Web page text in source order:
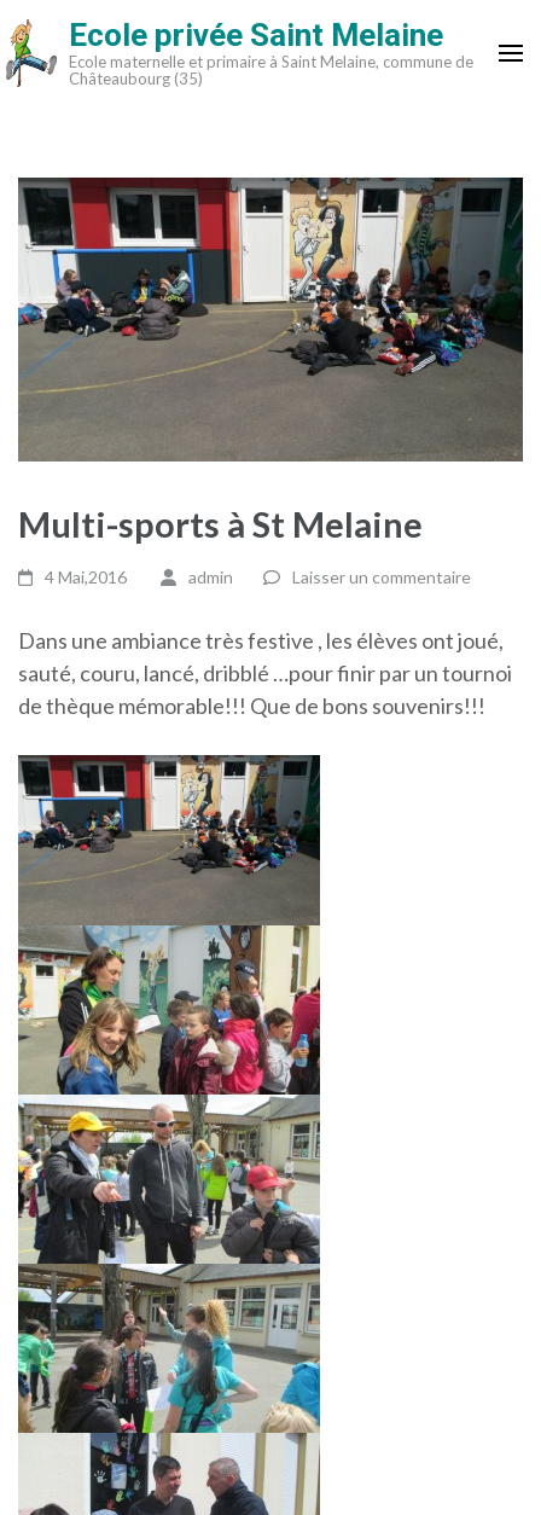
Aller
au
contenu
Ecole privée Saint Melaine
Ecole maternelle et primaire à Saint Melaine, commune de
Châteaubourg (35)
Multi-sports à St Melaine
4 Mai,2016 admin Laisser un commentaire
Dans une ambiance très festive , les élèves ont joué,
sauté, couru, lancé, dribblé …pour finir par un tournoi
de thèque mémorable!!! Que de bons souvenirs!!!